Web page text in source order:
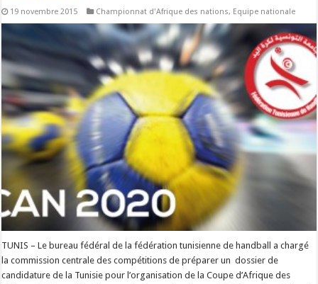
19 novembre 2015 Championnat d'Afrique des nations, Equipe nationale
TUNIS – Le bureau fédéral de la fédération tunisienne de handball a chargé
la commission centrale des compétitions de préparer un dossier de
candidature de la Tunisie pour l’organisation de la Coupe d’Afrique des